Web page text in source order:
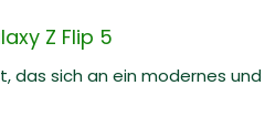
Z Flip 5
sich an ein modernes